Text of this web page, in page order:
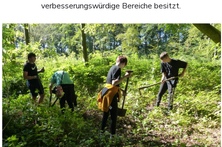
verbesserungswürdige Bereiche besitzt.